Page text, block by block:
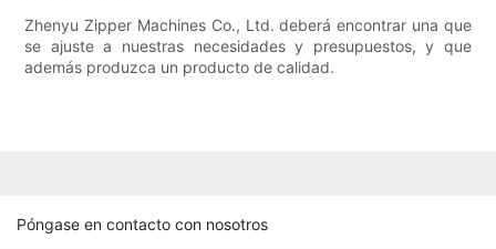
Zhenyu Zipper Machines Co., Ltd. deberá encontrar una que
se ajuste a nuestras necesidades y presupuestos, y que
además produzca un producto de calidad.
Póngase en contacto con nosotros